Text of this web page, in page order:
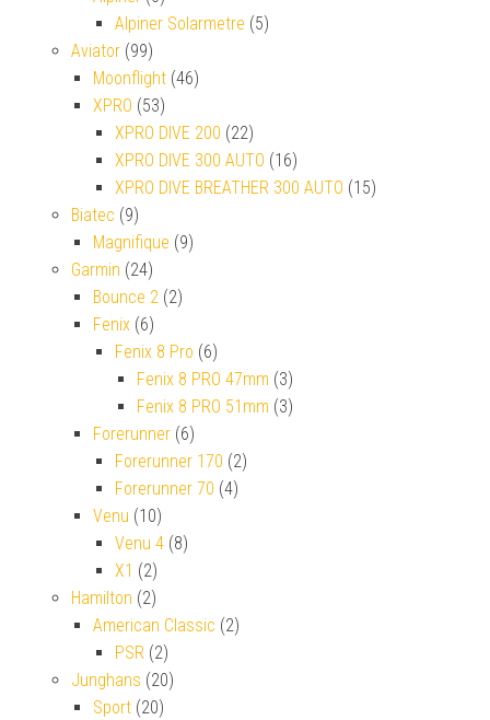
Alpiner Solarmetre (5)
Aviator (99)
Moonflight (46)
XPRO (53)
XPRO DIVE 200 (22)
XPRO DIVE 300 AUTO (16)
XPRO DIVE BREATHER 300 AUTO (15)
Biatec (9)
Magnifique (9)
Garmin (24)
Bounce 2 (2)
Fenix (6)
Fenix 8 Pro (6)
Fenix 8 PRO 47mm (3)
Fenix 8 PRO 51mm (3)
Forerunner (6)
Forerunner 170 (2)
Forerunner 70 (4)
Venu (10)
Venu 4 (8)
X1 (2)
Hamilton (2)
American Classic (2)
PSR (2)
Junghans (20)
Sport (20)